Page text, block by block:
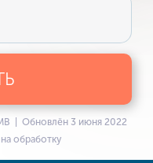
| Обновлён 3 июня 2022
обработку